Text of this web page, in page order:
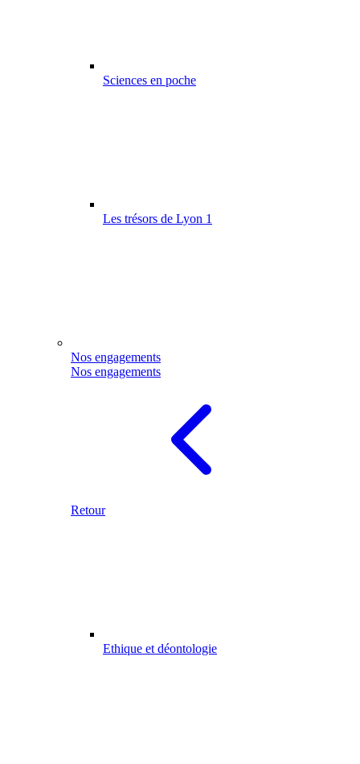
Sciences en poche
Les trésors de Lyon 1
Nos engagements
Nos engagements
Retour
Ethique et déontologie